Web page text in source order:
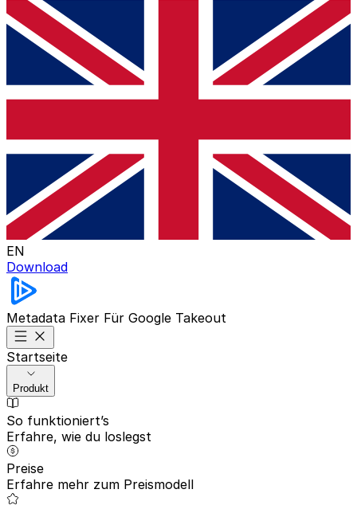
EN
Download
Metadata Fixer Für Google Takeout
Startseite
Produkt
So funktioniert’s
Erfahre, wie du loslegst
Preise
Erfahre mehr zum Preismodell